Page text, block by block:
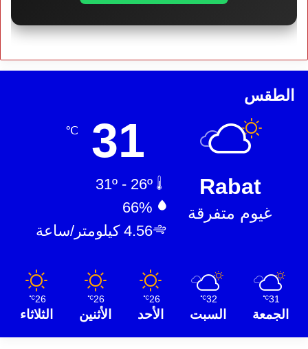
الطقس
Rabat
غيوم متفرقة
31
℃
66%
4.56 كيلومتر/ساعة
31
℃
الجمعة
32
℃
السبت
26
℃
الأحد
26
℃
الأثنين
26
℃
الثلاثاء